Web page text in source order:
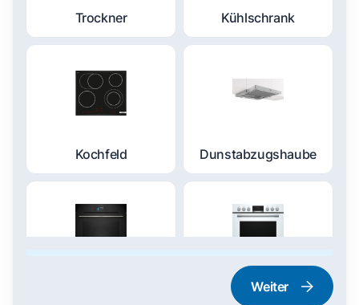
Trockner Kühlschrank
Kochfeld Dunstabzugshaube
Herd und Backofen
Weiter